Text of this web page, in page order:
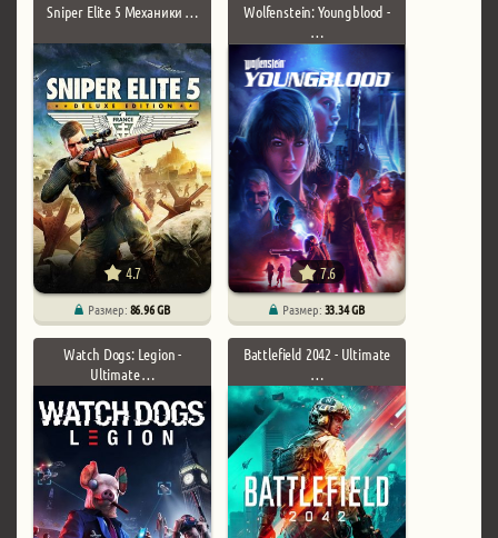
Sniper Elite 5 Механики …
4.7
Размер:86.96 GB
Wolfenstein: Youngblood -
…
7.6
Размер:33.34 GB
Watch Dogs: Legion -
Ultimate …
Battlefield 2042 - Ultimate
…